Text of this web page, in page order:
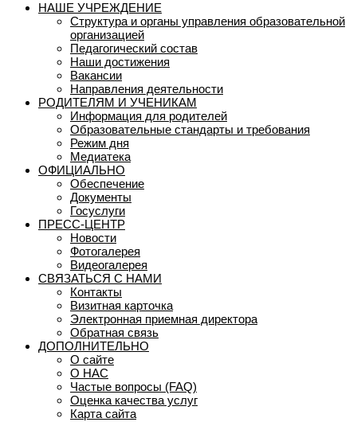
НАШЕ УЧРЕЖДЕНИЕ
Структура и органы управления образовательной
организацией
Педагогический состав
Наши достижения
Вакансии
Направления деятельности
РОДИТЕЛЯМ И УЧЕНИКАМ
Информация для родителей
Образовательные стандарты и требования
Режим дня
Медиатека
ОФИЦИАЛЬНО
Обеспечение
Документы
Госуслуги
ПРЕСС-ЦЕНТР
Новости
Фотогалерея
Видеогалерея
СВЯЗАТЬСЯ С НАМИ
Контакты
Визитная карточка
Электронная приемная директора
Обратная связь
ДОПОЛНИТЕЛЬНО
О сайте
О НАС
Частые вопросы (FAQ)
Оценка качества услуг
Карта сайта